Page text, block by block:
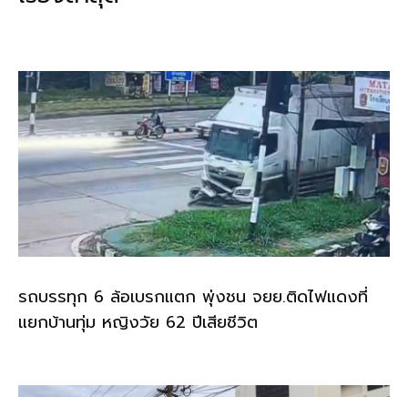
k
รถบรรทุก 6 ล้อเบรกแตก พุ่งชน จยย.ติดไฟแดงที่
แยกบ้านทุ่ม หญิงวัย 62 ปีเสียชีวิต